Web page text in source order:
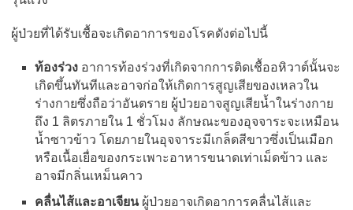
ผู้ป่วยที่ได้รับเชื้อจะเกิดอาการของโรคดังต่อไปนี้
ท้องร่วง อาการท้องร่วงที่เกิดจากการติดเชื้ออหิวาต์นั้นจะ
เกิดขึ้นทันทีและอาจก่อให้เกิดการสูญเสียของเหลวใน
ร่างกายซึ่งถือว่าอันตราย ผู้ป่วยอาจสูญเสียน้ำในร่างกาย
ถึง 1 ลิตรภายใน 1 ชั่วโมง ลักษณะของอุจจาระจะเหมือน
น้ำซาวข้าว โดยภายในอุจจาระมีเกล็ดสีขาวซึ่งเป็นเมือก
หรือเนื้อเยื่อของกระเพาะอาหารขนาดเท่าเม็ดข้าว และ
อาจมีกลิ่นเหม็นคาว
คลื่นไส้และอาเจียนผู้ป่วยอาจเกิดอาการคลื่นไส้และ